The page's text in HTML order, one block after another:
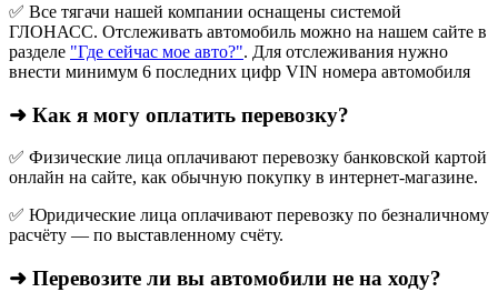
✅ Все тягачи нашей компании оснащены системой
ГЛОНАСС. Отслеживать автомобиль можно на нашем сайте в
разделе "Где сейчас мое авто?". Для отслеживания нужно
внести минимум 6 последних цифр VIN номера автомобиля
➜ Как я могу оплатить перевозку?
✅ Физические лица оплачивают перевозку банковской картой
онлайн на сайте, как обычную покупку в интернет‑магазине.
✅ Юридические лица оплачивают перевозку по безналичному
расчёту — по выставленному счёту.
➜ Перевозите ли вы автомобили не на ходу?